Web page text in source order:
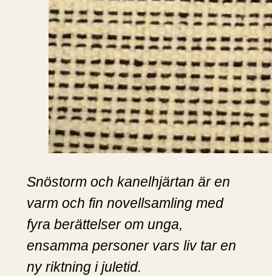
Snöstorm och kanelhjärtan är en
varm och fin novellsamling med
fyra berättelser om unga,
ensamma personer vars liv tar en
ny riktning i juletid.